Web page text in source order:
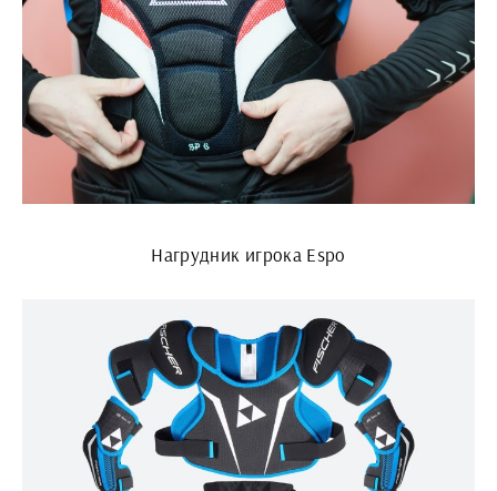
Нагрудник игрока Espo